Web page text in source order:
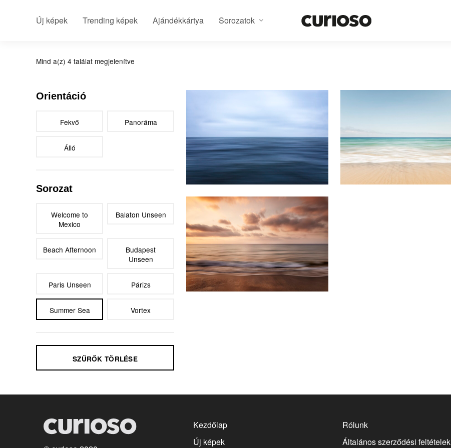
Új képek Trending képek Ajándékkártya Sorozatok
Mind a(z) 4 találat megjelenítve
Orientáció
Fekvő Panoráma
Álló
Sorozat
Welcome to
Mexico
Balaton Unseen
Beach Afternoon
Budapest
Unseen
Paris Unseen Párizs
Summer Sea Vortex
SZŰRŐK TÖRLÉSE
14900Ft
Summer Sea #4
Kezdőlap
Új képek
Rólunk
Általános szerződési feltételek